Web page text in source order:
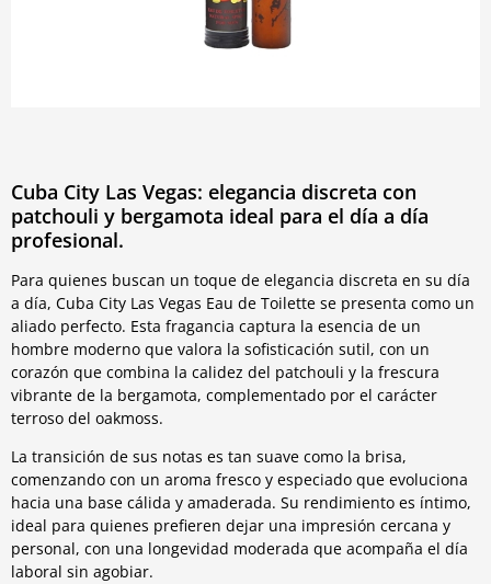
Cuba City Las Vegas: elegancia discreta con
patchouli y bergamota ideal para el día a día
profesional.
Para quienes buscan un toque de elegancia discreta en su día
a día, Cuba City Las Vegas Eau de Toilette se presenta como un
aliado perfecto. Esta fragancia captura la esencia de un
hombre moderno que valora la sofisticación sutil, con un
corazón que combina la calidez del patchouli y la frescura
vibrante de la bergamota, complementado por el carácter
terroso del oakmoss.
La transición de sus notas es tan suave como la brisa,
comenzando con un aroma fresco y especiado que evoluciona
hacia una base cálida y amaderada. Su rendimiento es íntimo,
ideal para quienes prefieren dejar una impresión cercana y
personal, con una longevidad moderada que acompaña el día
laboral sin agobiar.